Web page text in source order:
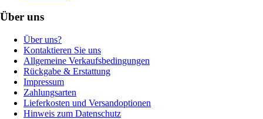
Über uns
Über uns?
Kontaktieren Sie uns
Allgemeine Verkaufsbedingungen
Rückgabe & Erstattung
Impressum
Zahlungsarten
Lieferkosten und Versandoptionen
Hinweis zum Datenschutz